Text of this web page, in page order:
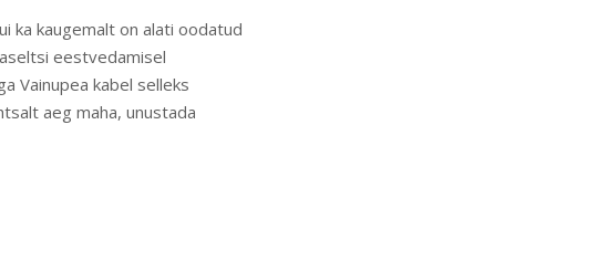
ka kaugemalt on alati oodatud
eestvedamisel
Vainupea kabel selleks
aeg maha, unustada